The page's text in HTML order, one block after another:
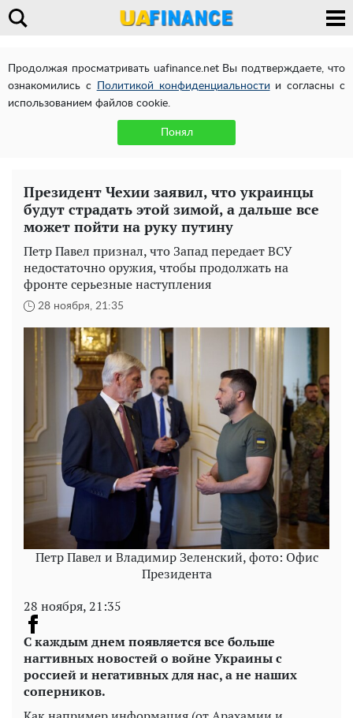
Продолжая просматривать uafinance.net Вы подтверждаете, что
ознакомились с
Политикой конфиденциальности и согласны с
использованием файлов cookie.
Понял
Президент Чехии заявил, что украинцы
будут страдать этой зимой, а дальше все
может пойти на руку путину
Петр Павел признал, что Запад передает ВСУ
недостаточно оружия, чтобы продолжать на
фронте серьезные наступления
28 ноября, 21:35
Петр Павел и Владимир Зеленский, фото: Офис
Президента
28 ноября, 21:35
С каждым днем появляется все больше
нагтивных новостей о войне Украины с
россией и негативных для нас, а не наших
соперников.